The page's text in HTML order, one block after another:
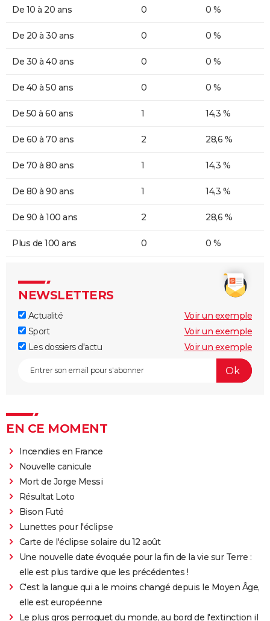
De 10 à 20 ans 0 0 %
De 20 à 30 ans 0 0 %
De 30 à 40 ans 0 0 %
De 40 à 50 ans 0 0 %
De 50 à 60 ans 1 14,3 %
De 60 à 70 ans 2 28,6 %
De 70 à 80 ans 1 14,3 %
De 80 à 90 ans 1 14,3 %
De 90 à 100 ans 2 28,6 %
Plus de 100 ans 0 0 %
NEWSLETTERS
Actualité
Voir un exemple
Sport
Voir un exemple
Les dossiers d'actu
Voir un exemple
EN CE MOMENT
Incendies en France
Nouvelle canicule
Mort de Jorge Messi
Résultat Loto
Bison Futé
Lunettes pour l'éclipse
Carte de l'éclipse solaire du 12 août
Une nouvelle date évoquée pour la fin de la vie sur Terre :
elle est plus tardive que les précédentes !
C'est la langue qui a le moins changé depuis le Moyen Âge,
elle est européenne
Le plus gros perroquet du monde, au bord de l'extinction il